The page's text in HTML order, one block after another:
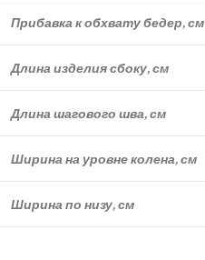
Прибавка к обхвату бедер, см
Длина изделия сбоку, см
Длина шагового шва, см
Ширина на уровне колена, см
Ширина по низу, см